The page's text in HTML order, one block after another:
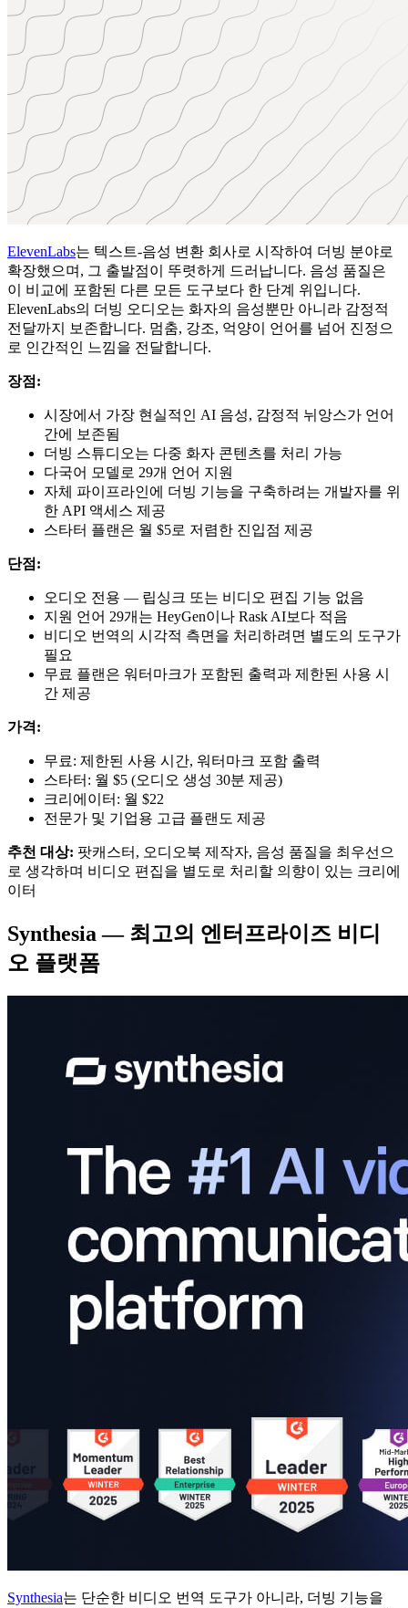
ElevenLabs는 텍스트-음성 변환 회사로 시작하여 더빙 분야로
확장했으며, 그 출발점이 뚜렷하게 드러납니다. 음성 품질은
이 비교에 포함된 다른 모든 도구보다 한 단계 위입니다.
ElevenLabs의 더빙 오디오는 화자의 음성뿐만 아니라 감정적
전달까지 보존합니다. 멈춤, 강조, 억양이 언어를 넘어 진정으
로 인간적인 느낌을 전달합니다.
장점:
시장에서 가장 현실적인 AI 음성, 감정적 뉘앙스가 언어
간에 보존됨
더빙 스튜디오는 다중 화자 콘텐츠를 처리 가능
다국어 모델로 29개 언어 지원
자체 파이프라인에 더빙 기능을 구축하려는 개발자를 위
한 API 액세스 제공
스타터 플랜은 월 $5로 저렴한 진입점 제공
단점:
오디오 전용 — 립싱크 또는 비디오 편집 기능 없음
지원 언어 29개는 HeyGen이나 Rask AI보다 적음
비디오 번역의 시각적 측면을 처리하려면 별도의 도구가
필요
무료 플랜은 워터마크가 포함된 출력과 제한된 사용 시
간 제공
가격:
무료: 제한된 사용 시간, 워터마크 포함 출력
스타터: 월 $5 (오디오 생성 30분 제공)
크리에이터: 월 $22
전문가 및 기업용 고급 플랜도 제공
추천 대상: 팟캐스터, 오디오북 제작자, 음성 품질을 최우선으
로 생각하며 비디오 편집을 별도로 처리할 의향이 있는 크리에
이터
Synthesia — 최고의 엔터프라이즈 비디
오 플랫폼
Synthesia는 단순한 비디오 번역 도구가 아니라, 더빙 기능을